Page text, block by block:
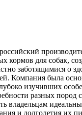
кормов для собак,
заботящимися о
Компания была
изучивших
разных пород
владельцам
и долголетия их